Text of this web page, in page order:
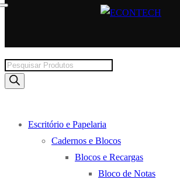
Products
search
Escritório e Papelaria
Cadernos e Blocos
Blocos e Recargas
Bloco de Notas